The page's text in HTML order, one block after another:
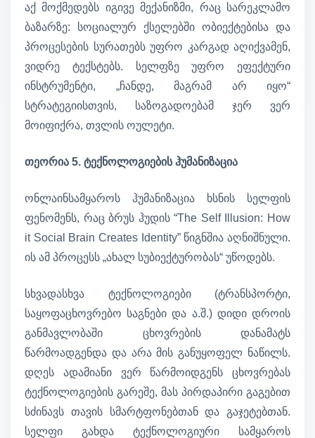
აქ მოქმედებს იგივე მექანიზმი, რაც სარეკლამო
ბაზარზე: სოციალურ ქსელებში ობიექტებისა და
პროცესების სურათებს უფრო კარგად აღიქვამენ,
ვიდრე ტექსტებს. სელფზე უფრო ეფექტური
ინსტრუმენტი, „ჩანდე, მაგრამ არ იყო“
სტრატეგიისთვის, საზოგადოებამ ჯერ ვერ
მოიფიქრა, თვლის ოულეტი.
თეორია 5. ტექნოლოგიების ჰუმანიზაცია
ონლაინსამყაროს ჰუმანიზაცია ხსნის სელფის
ფენომენს, რაც ბრუს ჰუდის “The Self Illusion: How
it Social Brain Creates Identity” წიგნშია აღნიშნული.
ის ამ პროცესს „ახალ სუბიექტურობას“ უწოდებს.
სხვადასხვა ტექნოლოგიები (ტრანსპორტი,
საყოფაცხოვრებო საგნები და ა.შ.) დიდი დროის
განმავლობაში ცხოვრების დანამატს
წარმოადგენდა და არა მის განუყოფელ ნაწილს.
დღეს ადამიანი ვერ წარმოიდგენს ცხოვრებას
ტექნოლოგიების გარეშე, მას პირდაპირი გაგებით
სძინავს თავის სმარტფონებთან და გაჯეტებთან.
სელფი გახდა ტექნოლოგიური სამყაროს